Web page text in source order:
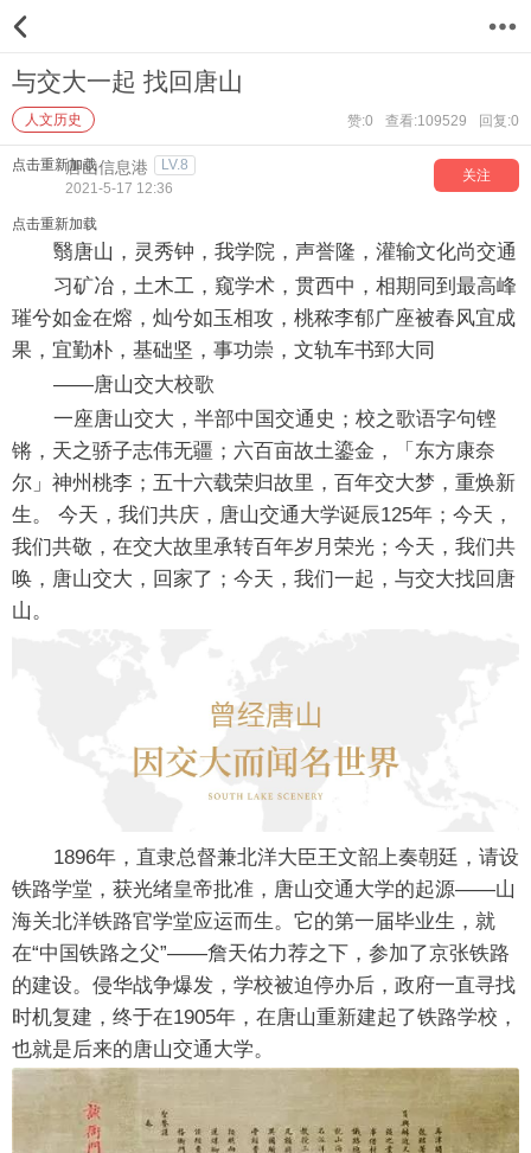
与交大一起 找回唐山
人文历史 赞:0 查看:109529 回复:0
点击重新加载唐山信息港 LV.8
关注
2021-5-17 12:36
点击重新加载
翳唐山，灵秀钟，我学院，声誉隆，灌输文化尚交通
习矿冶，土木工，窥学术，贯西中，相期同到最高峰
璀兮如金在熔，灿兮如玉相攻，桃秾李郁广座被春风宜成
果，宜勤朴，基础坚，事功崇，文轨车书郅大同
——唐山交大校歌
一座唐山交大，半部中国交通史；校之歌语字句铿
锵，天之骄子志伟无疆；六百亩故土鎏金，「东方康奈
尔」神州桃李；五十六载荣归故里，百年交大梦，重焕新
生。 今天，我们共庆，唐山交通大学诞辰125年；今天，
我们共敬，在交大故里承转百年岁月荣光；今天，我们共
唤，唐山交大，回家了；今天，我们一起，与交大找回唐
山。
1896年，直隶总督兼北洋大臣王文韶上奏朝廷，请设
铁路学堂，获光绪皇帝批准，唐山交通大学的起源——山
海关北洋铁路官学堂应运而生。它的第一届毕业生，就
在“中国铁路之父”——詹天佑力荐之下，参加了京张铁路
的建设。侵华战争爆发，学校被迫停办后，政府一直寻找
时机复建，终于在1905年，在唐山重新建起了铁路学校，
也就是后来的唐山交通大学。